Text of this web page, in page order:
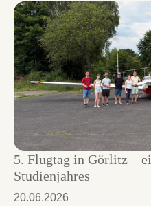
5. Flugtag in Görlitz –
Studienjahres
20.06.2026